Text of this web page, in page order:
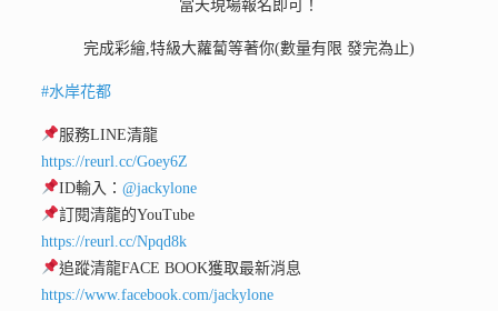
當天現場報名即可！
完成彩繪,特級大蘿蔔等著你(數量有限 發完為止)
#水岸花都
服務LINE清龍
https://reurl.cc/Goey6Z
ID輸入：@jackylone
訂閱清龍的YouTube
https://reurl.cc/Npqd8k
追蹤清龍FACE BOOK獲取最新消息
https://www.facebook.com/jackylone